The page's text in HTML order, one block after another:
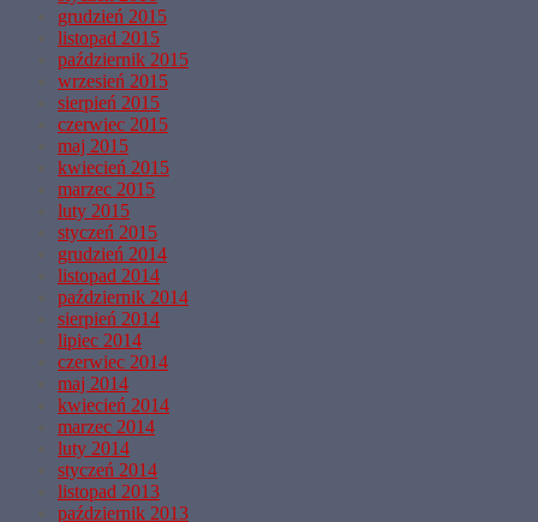
grudzień 2015
listopad 2015
październik 2015
wrzesień 2015
sierpień 2015
czerwiec 2015
maj 2015
kwiecień 2015
marzec 2015
luty 2015
styczeń 2015
grudzień 2014
listopad 2014
październik 2014
sierpień 2014
lipiec 2014
czerwiec 2014
maj 2014
kwiecień 2014
marzec 2014
luty 2014
styczeń 2014
listopad 2013
październik 2013